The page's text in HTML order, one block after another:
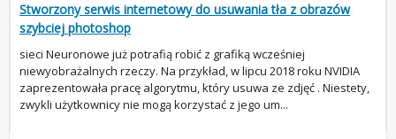
Stworzony serwis internetowy do usuwania tła z obrazów
szybciej photoshop
sieci Neuronowe już potrafią robić z grafiką wcześniej
niewyobrażalnych rzeczy. Na przykład, w lipcu 2018 roku NVIDIA
zaprezentowała pracę algorytmu, który usuwa ze zdjęć . Niestety,
zwykli użytkownicy nie mogą korzystać z jego um...